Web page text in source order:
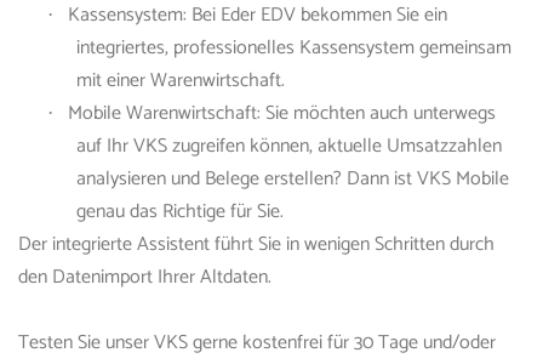
· Kassensystem: BeiEder EDVbekommen Sie ein
integriertes, professionelles Kassensystem gemeinsam
mit einer Warenwirtschaft.
·
Mobile Warenwirtschaft: Sie möchten auch unterwegs
auf IhrVKSzugreifen können, aktuelle Umsatzzahlen
analysieren und Belege erstellen? Dann istVKSMobile
genau das Richtige für Sie.
Der integrierte Assistent führt Sie in wenigen Schritten durch
den Datenimport Ihrer Altdaten.
Testen Sieunser VKSgerne kostenfrei für 30 Tage und/oder